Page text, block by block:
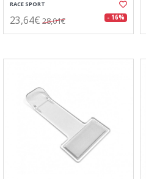
RACE SPORT
23,64€ 28,01€ - 16%